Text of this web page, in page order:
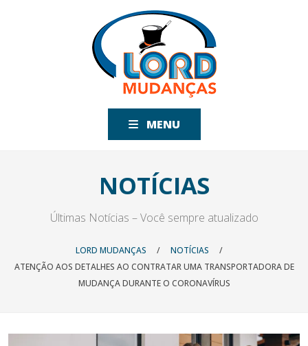
MENU
NOTÍCIAS
Últimas Notícias – Você sempre atualizado
LORD MUDANÇAS / NOTÍCIAS
/
ATENÇÃO AOS DETALHES AO CONTRATAR UMA TRANSPORTADORA DE
MUDANÇA DURANTE O CORONAVÍRUS